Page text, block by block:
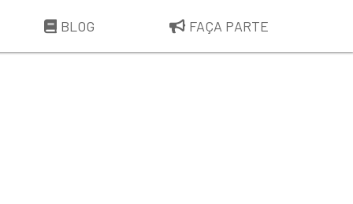
BLOG FAÇA PARTE